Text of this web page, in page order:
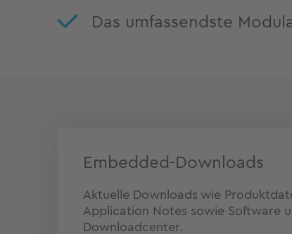
Das umfassendste
Embedded-Downloads
Aktuelle Downloads wie
Application Notes sowie Software
Downloadcenter.